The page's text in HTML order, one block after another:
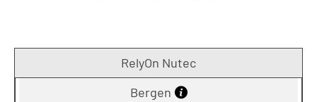
RelyOn Nutec
Bergen